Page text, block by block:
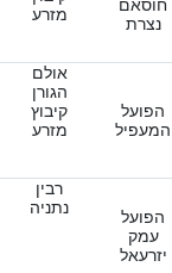
חוסאם
נצרת
מזרע
הפועל
המעפיל
אולם
הגורן
קיבוץ
מזרע
הפועל
עמק
יזרעאל
רבין
נתניה